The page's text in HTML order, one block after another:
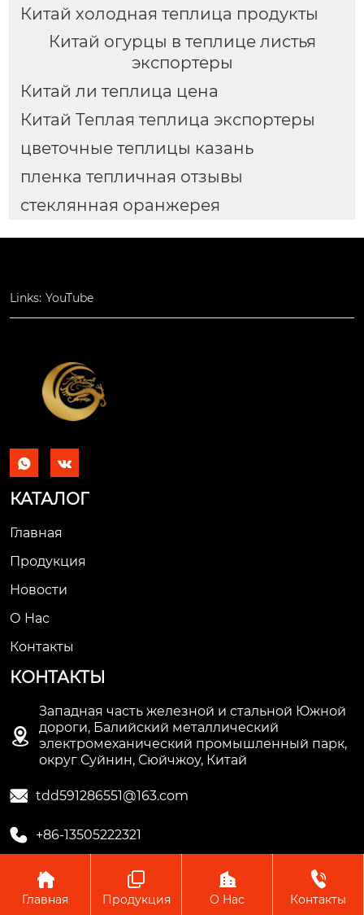
Китай холодная теплица продукты
Китай огурцы в теплице листья
экспортеры
Китай ли теплица цена
Китай Теплая теплица экспортеры
цветочные теплицы казань
пленка тепличная отзывы
стеклянная оранжерея
Links: YouTube
 
КАТАЛОГ
Главная
Продукция
Новости
О Hас
Контакты
КОНТАКТЫ

Западная часть железной и стальной Южной
дороги, Балийский металлический
электромеханический промышленный парк,
округ Суйнин, Сюйчжоу, Китай
 tdd591286551@163.com
 +86-13505222321
Copyright © ООО Производство труб Сюйчжоу Лонгцзян

Главная

Продукция

О Hас

Контакты